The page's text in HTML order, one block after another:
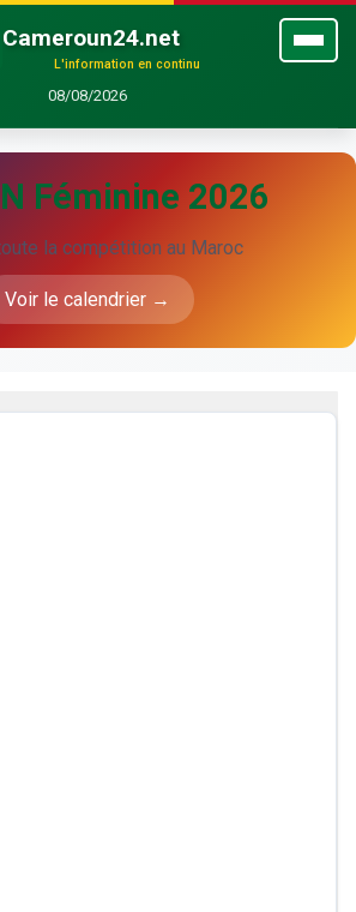
Cameroun24.net
L'information en continu
08/08/2026
Féminine 2026
la compétition au Maroc
Voir le calendrier →